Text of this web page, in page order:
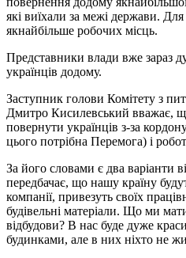
які виїхали за межі держави.
якнайбільше робочих місць.
Представники влади вже зараз
українців додому.
Заступник голови Комітету з
Дмитро Кисилевський вважає,
повернути українців з-за
цього потрібна Перемога) і
За його словами є два варіанти
передбачає, що нашу країну
компанії, привезуть своїх
будівельні матеріали. Що ми
відбудови? В нас буде дуже
будинками, але в них ніхто не